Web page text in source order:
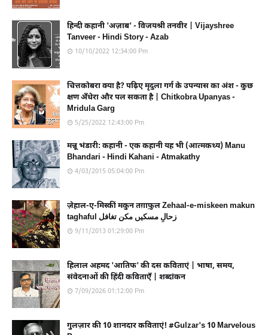
हिन्दी कहानी 'अज़ाब' - विजयश्री तनवीर | Vijayshree
Tanveer - Hindi Story - Azab
10/10/2022 12:34:00 Pm
चित्तकोबरा क्या है? पढ़िए मृदुला गर्ग के उपन्यास का अंश - कुछ
क्षण अँधेरा और पल सकता है | Chitkobra Upanyas -
Mridula Garg
5/25/2022 12:43:00 Pm
मन्नू भंडारी: कहानी - एक कहानी यह भी (आत्मकथ्य) Manu
Bhandari - Hindi Kahani - Atmakathy
4/03/2015 05:04:00 Pm
ज़ेहाल-ए-मिस्कीं मकुन तग़ाफ़ुल Zehaal-e-miskeen makun
taghaful زحالِ مسکیں مکن تغافل
9/11/2013 01:29:00 Pm
हिलाल अहमद 'आतिफ' की दस कविताएं | भाषा, समय,
संवेदनाओं की हिंदी कविताएँ | शब्दांकन
7/09/2026 01:12:00 Pm
गुलज़ार की 10 शानदार कविताएं! #Gulzar's 10 Marvelous